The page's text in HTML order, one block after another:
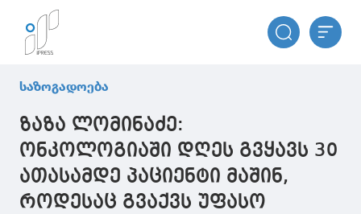
საზოგადოება
ზაზა ლომინაძე:
ონკოლოგიაში დღეს გვყავს 30
ათასამდე პაციენტი მაშინ,
როდესაც გვაქვს უფასო